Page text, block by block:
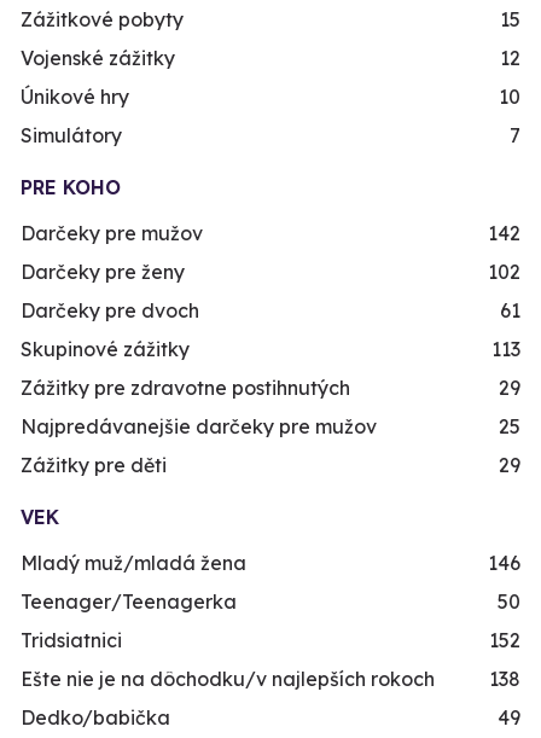
Zážitkové pobyty
15
Vojenské zážitky
12
Únikové hry
10
Simulátory
7
PRE KOHO
Darčeky pre mužov
142
Darčeky pre ženy
102
Darčeky pre dvoch
61
Skupinové zážitky
113
Zážitky pre zdravotne postihnutých
29
Najpredávanejšie darčeky pre mužov
25
Zážitky pre děti
29
VEK
Mladý muž/mladá žena
146
Teenager/Teenagerka
50
Tridsiatnici
152
Ešte nie je na dôchodku/v najlepších rokoch
138
Dedko/babička
49